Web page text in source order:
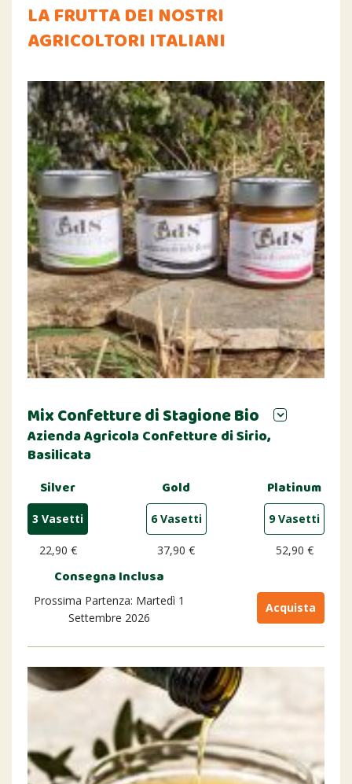
LA FRUTTA DEI NOSTRI
AGRICOLTORI ITALIANI
Mix Confetture di Stagione Bio
Azienda Agricola Confetture di Sirio,
Basilicata
Silver
3 Vasetti
22,90 €
Gold
6 Vasetti
37,90 €
Platinum
9 Vasetti
52,90 €
Consegna Inclusa
Prossima Partenza: Martedì 1
Settembre 2026
Acquista